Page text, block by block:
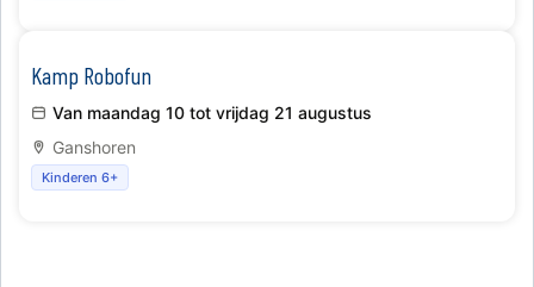
Kamp Robofun
Van maandag 10 tot vrijdag 21 augustus
Ganshoren
Kinderen 6+